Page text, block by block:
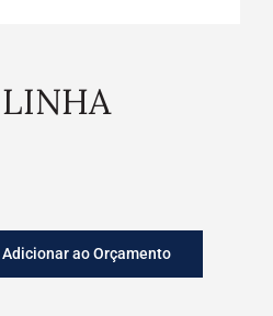
Adicionar ao Orçamento